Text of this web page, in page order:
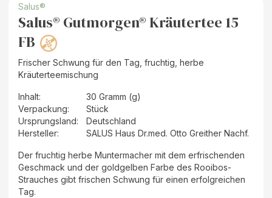
Salus®
Salus® Gutmorgen® Kräutertee 15
FB
Frischer Schwung für den Tag, fruchtig, herbe
Kräuterteemischung
Inhalt:
30 Gramm (g)
Verpackung:
Stück
Ursprungsland:
Deutschland
Hersteller: SALUS Haus Dr.med. Otto Greither Nachf.
Der fruchtig herbe Muntermacher mit dem erfrischenden
Geschmack und der goldgelben Farbe des Rooibos-
Strauches gibt frischen Schwung für einen erfolgreichen
Tag.